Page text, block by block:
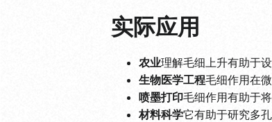
实际应用
农业理解毛细上升有助于
生物医学工程毛细作用在
喷墨打印毛细作用有助于
材料科学它有助于研究多孔